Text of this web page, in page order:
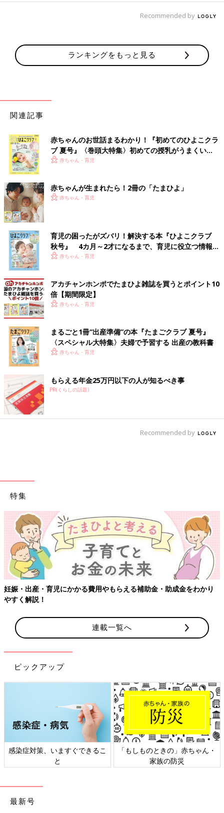
Recommended by
ランキングをもっと見る
関連記事
赤ちゃんのお世話まるわかり！『初めてのひよこクラ
ブ 夏号』〈巻頭大特集〉初めての授乳がうまくい
く！ おっぱい・ミルクの基本と夏のトラブル 解決テ
赤ちゃん・育児
赤ちゃんが生まれたら！2冊の「たまひよ」
赤ちゃん・育児
育児の困ったがズバリ！解決する本『ひよこクラブ
秋号』 4カ月～2才になるまで、育児に役立つ情報が
いっぱい！
赤ちゃん・育児
アカチャンホンポでたまひよ雑誌を買うとポイント10
倍【期間限定】
赤ちゃん・育児
まるごと1冊“出産準備”の本『たまごクラブ 夏号』
〈スペシャル大特集〉夫婦で予習する 出産の教科書
赤ちゃん・育児
もらえる年金25万円以下の人が知るべき事
PR(くらしの話題)
Recommended by
特集
かかる費用やもらえる補助金・助成金をわかり
【ワクチン接種
連載一覧へ
ピックアップ
、いますぐできるこ
「もしものときの」赤ちゃん・
日本外来
最新号